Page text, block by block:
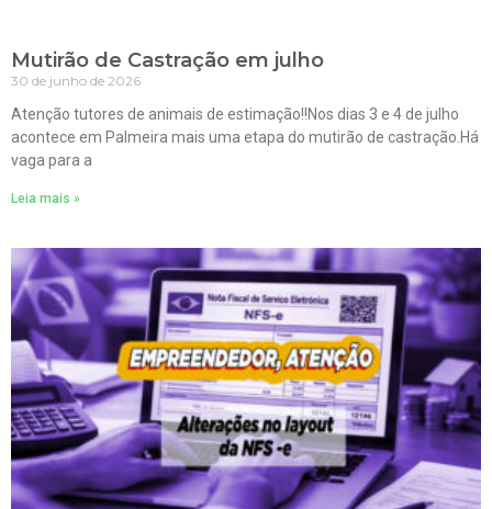
Mutirão de Castração em julho
30 de junho de 2026
Atenção tutores de animais de estimação!!Nos dias 3 e 4 de julho
acontece em Palmeira mais uma etapa do mutirão de castração.Há
vaga para a
Leia mais »